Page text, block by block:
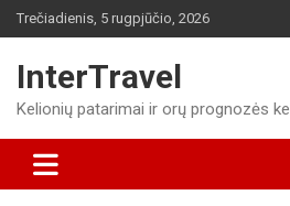
Skip
to
Trečiadienis, 5 rugpjūčio, 2026
InterTravel
Kelionių patarimai ir orų prognozės